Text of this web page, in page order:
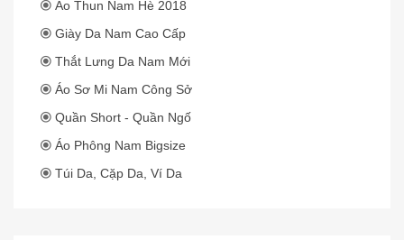
Áo Thun Nam Hè 2018
Giày Da Nam Cao Cấp
Thắt Lưng Da Nam Mới
Áo Sơ Mi Nam Công Sở
Quần Short - Quần Ngố
Áo Phông Nam Bigsize
Túi Da, Cặp Da, Ví Da